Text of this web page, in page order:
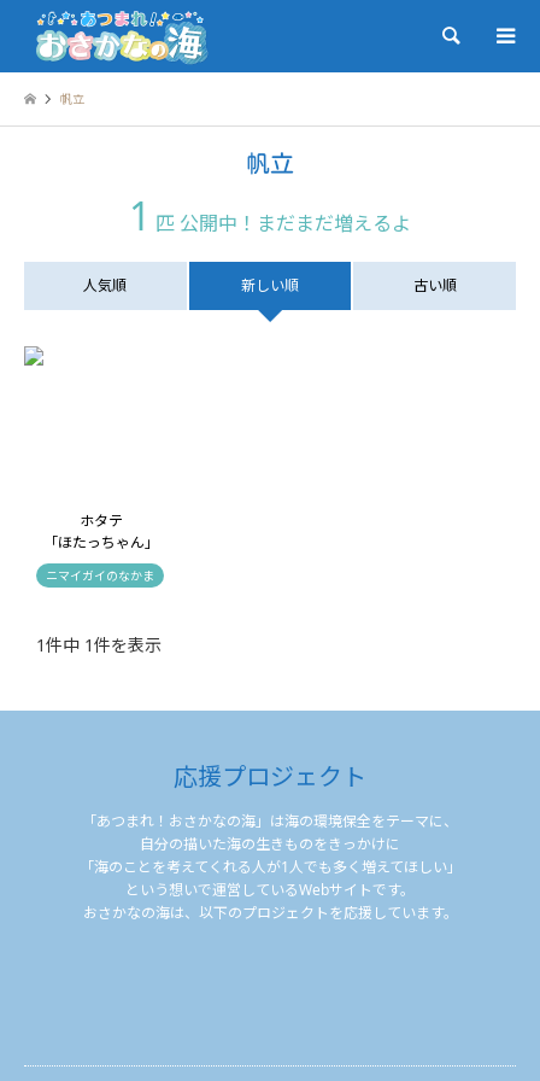
検索
帆立
帆立
1 匹 公開中！まだまだ増えるよ
人気順 新しい順 古い順
ホタテ
「ほたっちゃん」
ニマイガイのなかま
1件中 1件を表示
応援プロジェクト
「あつまれ！おさかなの海」は海の環境保全をテーマに、
自分の描いた海の生きものをきっかけに
「海のことを考えてくれる人が1人でも多く増えてほしい」
という想いで運営しているWebサイトです。
おさかなの海は、以下のプロジェクトを応援しています。